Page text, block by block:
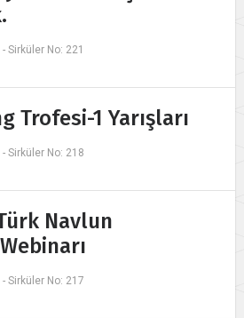
Sirküler No: 221
Trofesi-1 Yarışları
- Sirküler No: 218
Navlun
- Sirküler No: 217